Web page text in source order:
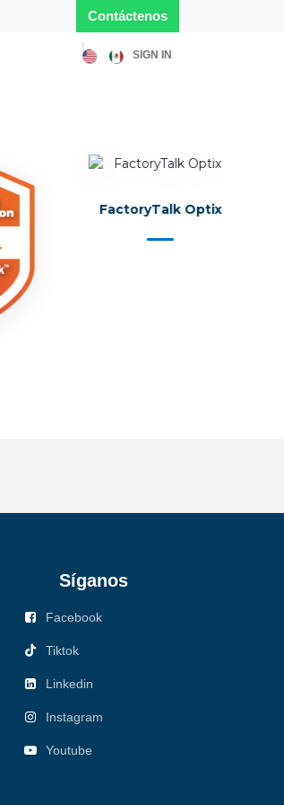
Contácten​​​​​​os
SIGN IN
FactoryTalk Optix
Síganos
Facebook
Tiktok
Linkedin
Instagram
Youtube